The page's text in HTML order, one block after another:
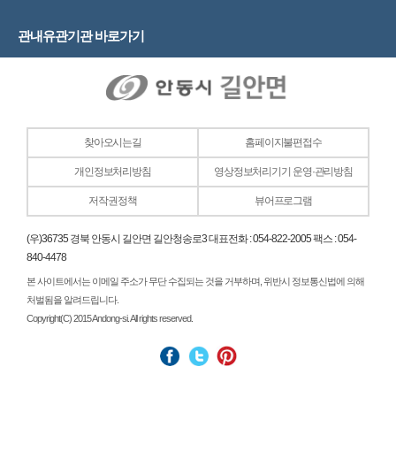
관내유관기관 바로가기
찾아오시는길 홈페이지불편접수
개인정보처리방침 영상정보처리기기 운영·관리방침
저작권정책 뷰어프로그램
(우)36735 경북 안동시 길안면 길안청송로3 대표전화 : 054-822-2005 팩스 : 054-
840-4478
본 사이트에서는 이메일 주소가 무단 수집되는 것을 거부하며, 위반시 정보통신법에 의해
처벌됨을 알려드립니다.
Copyright(C) 2015 Andong-si. All rights reserved.